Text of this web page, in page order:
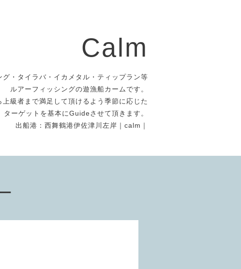
Calm
グ・タイラバ・イカメタル・ティップラン等
ルアーフィッシングの遊漁船カームです。
上級者まで満足して頂けるよう季節に応じた
ターゲットを基本にGuideさせて頂きます。
出船港：西舞鶴港伊佐津川左岸｜calm｜